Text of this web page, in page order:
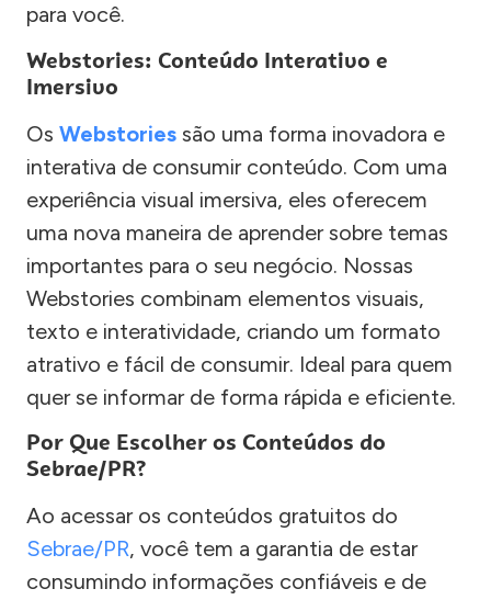
para você.
Webstories: Conteúdo Interativo e
Imersivo
Os Webstories são uma forma inovadora e
interativa de consumir conteúdo. Com uma
experiência visual imersiva, eles oferecem
uma nova maneira de aprender sobre temas
importantes para o seu negócio. Nossas
Webstories combinam elementos visuais,
texto e interatividade, criando um formato
atrativo e fácil de consumir. Ideal para quem
quer se informar de forma rápida e eficiente.
Por Que Escolher os Conteúdos do
Sebrae/PR?
Ao acessar os conteúdos gratuitos do
Sebrae/PR, você tem a garantia de estar
consumindo informações confiáveis e de